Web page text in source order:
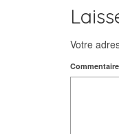
Votre
Commentaire